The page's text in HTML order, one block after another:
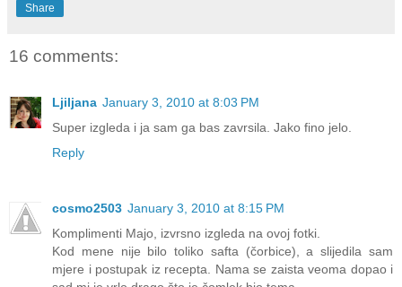
Share
16 comments:
Ljiljana January 3, 2010 at 8:03 PM
Super izgleda i ja sam ga bas zavrsila. Jako fino jelo.
Reply
cosmo2503 January 3, 2010 at 8:15 PM
Komplimenti Majo, izvrsno izgleda na ovoj fotki.
Kod mene nije bilo toliko safta (čorbice), a slijedila sam
mjere i postupak iz recepta. Nama se zaista veoma dopao i